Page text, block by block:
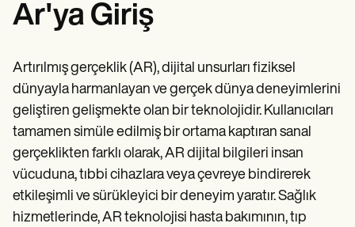
Şablonlar
ICD Kodları
Superbill şablonu
SOAP Not şablonu
Tedavi Planı Şablonu
Informed Consent Form
Social Work Treatment Plans
Patient Visit Summary Template
Help Center
Demos
Training Hub
Webinars
Ar'ya Giriş
Artırılmış gerçeklik (AR), dijital unsurları fiziksel
dünyayla harmanlayan ve gerçek dünya deneyimlerini
geliştiren gelişmekte olan bir teknolojidir. Kullanıcıları
tamamen simüle edilmiş bir ortama kaptıran sanal
gerçeklikten farklı olarak, AR dijital bilgileri insan
vücuduna, tıbbi cihazlara veya çevreye bindirerek
etkileşimli ve sürükleyici bir deneyim yaratır. Sağlık
hizmetlerinde, AR teknolojisi hasta bakımının, tıp